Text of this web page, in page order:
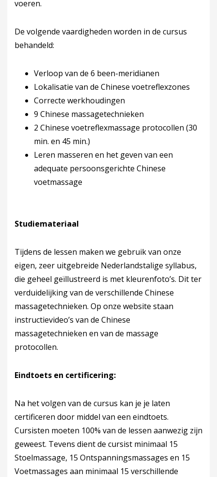
voeren.
De volgende vaardigheden worden in de cursus
behandeld:
Verloop van de 6 been-meridianen
Lokalisatie van de Chinese voetreflexzones
Correcte werkhoudingen
9 Chinese massagetechnieken
2 Chinese voetreflexmassage protocollen (30
min. en 45 min.)
Leren masseren en het geven van een
adequate persoonsgerichte Chinese
voetmassage
Studiemateriaal
Tijdens de lessen maken we gebruik van onze
eigen, zeer uitgebreide Nederlandstalige syllabus,
die geheel geïllustreerd is met kleurenfoto’s. Dit ter
verduidelijking van de verschillende Chinese
massagetechnieken. Op onze website staan
instructievideo’s van de Chinese
massagetechnieken en van de massage
protocollen.
Eindtoets en certificering:
Na het volgen van de cursus kan je je laten
certificeren door middel van een eindtoets.
Cursisten moeten 100% van de lessen aanwezig zijn
geweest. Tevens dient de cursist minimaal 15
Stoelmassage, 15 Ontspanningsmassages en 15
Voetmassages aan minimaal 15 verschillende